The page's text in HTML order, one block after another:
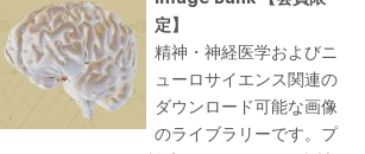
定】
精神・神経医学およびニ
ューロサイエンス関連の
ダウンロード可能な画像
のライブラリーです。プ